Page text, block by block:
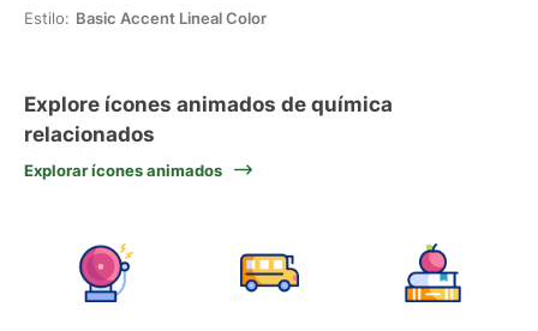
Estilo: Basic Accent Lineal Color
Explore ícones animados de química
relacionados
Explorar ícones animados